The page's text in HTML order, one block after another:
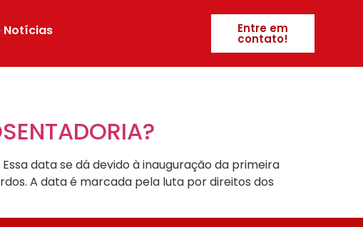
Notícias Entre em
contato!
data se dá devido à inauguração da primeira
A data é marcada pela luta por direitos dos